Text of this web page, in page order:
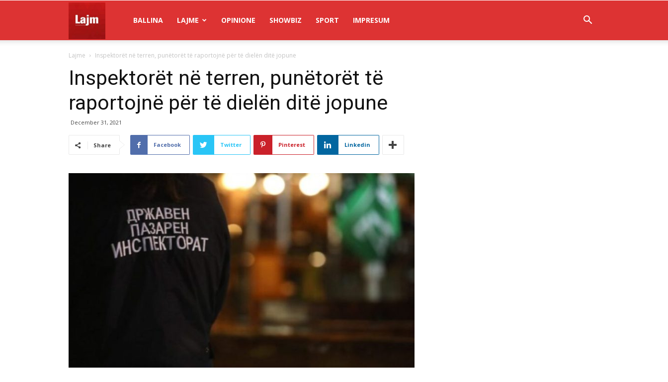
Lajm
BALLINA LAJME OPINIONE SHOWBIZ SPORT IMPRESUM
Lajme Inspektorët në terren, punëtorët të raportojnë për të dielën ditë jopune
Inspektorët në terren, punëtorët të
raportojnë për të dielën ditë jopune
December 31, 2021
Share Facebook Twitter Pinterest Linkedin